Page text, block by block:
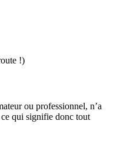
!)
ou professionnel, n’a
qui signifie donc tout